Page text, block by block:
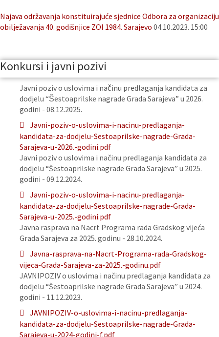
Najava održavanja konstituirajuće sjednice Odbora za organizaciju
obilježavanja 40. godišnjice ZOI 1984. Sarajevo 04.10.2023. 15:00
Konkursi i javni pozivi
Javni poziv o uslovima i načinu predlaganja kandidata za
dodjelu “Šestoaprilske nagrade Grada Sarajeva” u 2026.
godini - 08.12.2025.
Javni-poziv-o-uslovima-i-nacinu-predlaganja-
kandidata-za-dodjelu-Sestoaprilske-nagrade-Grada-
Sarajeva-u-2026.-godini.pdf
Javni poziv o uslovima i načinu predlaganja kandidata za
dodjelu “Šestoaprilske nagrade Grada Sarajeva” u 2025.
godini - 09.12.2024.
Javni-poziv-o-uslovima-i-nacinu-predlaganja-
kandidata-za-dodjelu-Sestoaprilske-nagrade-Grada-
Sarajeva-u-2025.-godini.pdf
Javna rasprava na Nacrt Programa rada Gradskog vijeća
Grada Sarajeva za 2025. godinu - 28.10.2024.
Javna-rasprava-na-Nacrt-Programa-rada-Gradskog-
vijeca-Grada-Sarajeva-za-2025.-godinu.pdf
JAVNIPOZIV o uslovima i načinu predlaganja kandidata za
dodjelu “Šestoaprilske nagrade Grada Sarajeva” u 2024.
godini - 11.12.2023.
JAVNIPOZIV-o-uslovima-i-nacinu-predlaganja-
kandidata-za-dodjelu-Sestoaprilske-nagrade-Grada-
Sarajeva-u-2024-godini-f.pdf